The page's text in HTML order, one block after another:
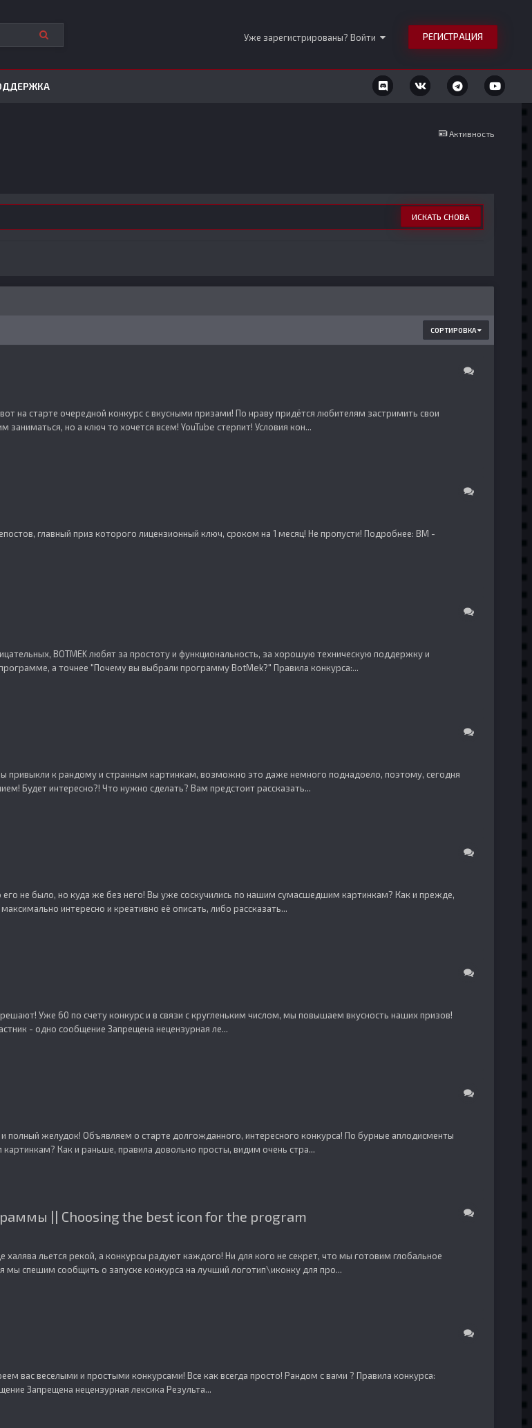
Уже зарегистрированы? Войти РЕГИСТРАЦИЯ
Активность
ИСКАТЬ СНОВА
СОРТИРОВКА
на старте очередной конкурс с вкусными призами! По нраву придётся любителям застримить свои
но а ключ то хочется всем! YouTube стерпит! Условия кон...
главный приз которого лицензионный ключ, сроком на 1 месяц! Не пропусти! Подробнее: BM -
BOTMEK любят за простоту и функциональность, за хорошую техническую поддержку и
а точнее "Почему вы выбрали программу BotMek?" Правила конкурса:...
привыкли к рандому и странным картинкам, возможно это даже немного поднадоело, поэтому, сегодня
Будет интересно?! Что нужно сделать? Вам предстоит рассказать...
не было, но куда же без него! Вы уже соскучились по нашим сумасшедшим картинкам? Как и прежде,
интересно и креативно её описать, либо рассказать...
Уже 60 по счету конкурс и в связи с кругленьким числом, мы повышаем вкусность наших призов!
- одно сообщение Запрещена нецензурная ле...
полный желудок! Объявляем о старте долгожданного, интересного конкурса! По бурные аплодисменты
Как и раньше, правила довольно просты, видим очень стра...
|| Choosing the best icon for the program
льется рекой, а конкурсы радуют каждого! Ни для кого не секрет, что мы готовим глобальное
спешим сообщить о запуске конкурса на лучший логотип\иконку для про...
вас веселыми и простыми конкурсами! Все как всегда просто! Рандом с вами ? Правила конкурса:
Запрещена нецензурная лексика Результа...